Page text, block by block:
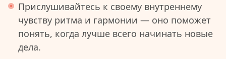
Прислушивайтесь к своему внутреннему
чувству ритма и гармонии — оно поможет
понять, когда лучше всего начинать новые
дела.